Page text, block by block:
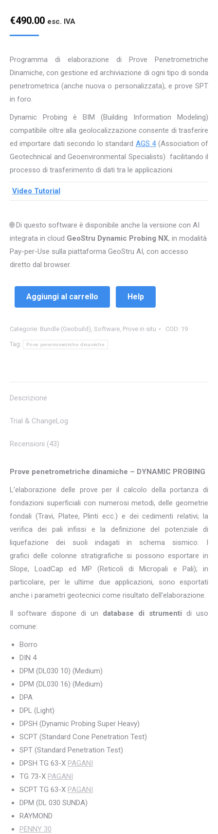
€490.00 esc. IVA
Programma di elaborazione di Prove Penetrometriche
Dinamiche, con gestione ed archiviazione di ogni tipo di sonda
penetrometrica (anche nuova o personalizzata), e prove SPT
in foro.
Dynamic Probing è BIM (Building Information Modeling)
compatibile oltre alla geolocalizzazione consente di trasferire
ed importare dati secondo lo standard AGS 4(Association of
Geotechnical and Geoenvironmental Specialists) facilitando il
processo di trasferimento di dati tra le applicazioni.
Video Tutorial
🌐 Di questo software è disponibile anche la versione con AI
integrata in cloud GeoStru Dynamic Probing NX, in modalità
Pay-per-Use sulla piattaforma GeoStru AI, con accesso
diretto dal browser.
Aggiungi al carrello Help
Categorie: Bundle (Geobuild), Software, Prove in situ COD: 19
Tag: Pove penetrometriche dinamiche
Descrizione
Trial & ChangeLog
Recensioni (43)
Prove penetrometriche dinamiche – DYNAMIC PROBING
L’elaborazione delle prove per il calcolo della portanza di
fondazioni superficiali con numerosi metodi, delle geometrie
fondali (Travi, Platee, Plinti ecc.) e dei cedimenti relativi; la
verifica dei pali infissi e la definizione del potenziale di
liquefazione dei suoli indagati in schema sismico. I
grafici delle colonne stratigrafiche si possono esportare in
Slope, LoadCap ed MP (Reticoli di Micropali e Pali); in
particolare, per le ultime due applicazioni, sono esportati
anche i parametri geotecnici come risultato dell’elaborazione.
Il software dispone di un database di strumenti di uso
comune:
Borro
DIN 4
DPM (DL030 10) (Medium)
DPM (DL030 16) (Medium)
DPA
DPL (Light)
DPSH (Dynamic Probing Super Heavy)
SCPT (Standard Cone Penetration Test)
SPT (Standard Penetration Test)
DPSH TG 63-X PAGANI
TG 73-X PAGANI
SCPT TG 63-X PAGANI
DPM (DL 030 SUNDA)
RAYMOND
PENNY 30